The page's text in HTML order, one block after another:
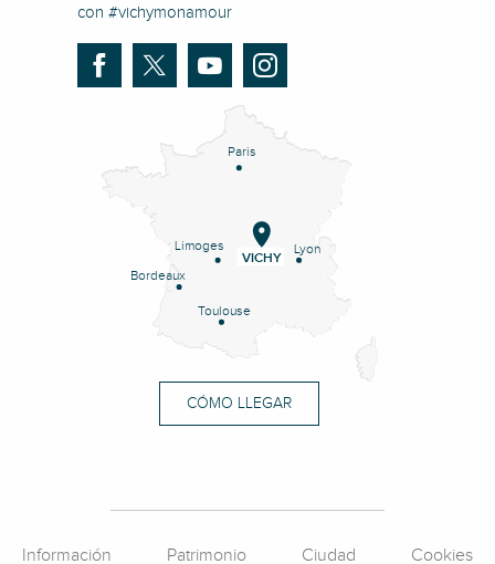
con #vichymonamour
Paris
Lyon
Limoges
Bordeaux
Toulouse
VICHY
CÓMO LLEGAR
Información Patrimonio Ciudad Cookies